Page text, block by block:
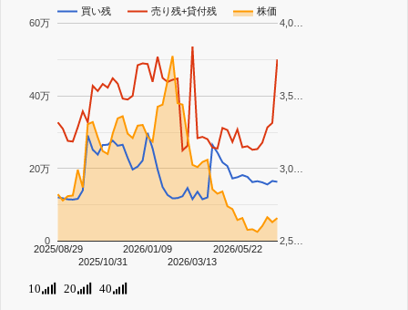
買い残 売り残+貸付残 株価
2025/08/29
2025/10/31
2026/01/09
2026/03/13
2026/05/22
0
20万
40万
60万
2,5…
3,0…
3,5…
4,0…
10 20 40